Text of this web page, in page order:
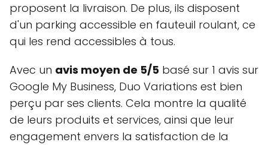
proposent la livraison. De plus, ils disposent
d'un parking accessible en fauteuil roulant, ce
qui les rend accessibles à tous.
Avec un avis moyen de 5/5 basé sur 1 avis sur
Google My Business, Duo Variations est bien
perçu par ses clients. Cela montre la qualité
de leurs produits et services, ainsi que leur
engagement envers la satisfaction de la